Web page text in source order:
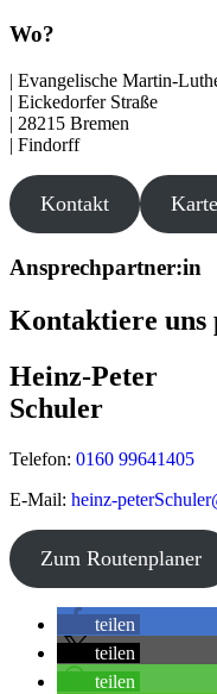
Wo?
| Evangelische Martin-
| Eickedorfer Straße
| 28215 Bremen
| Findorff
Kontakt Karte
Ansprechpartner:in
Kontaktiere uns
Heinz-Peter
Schuler
Telefon: 0160 99641405
E-Mail: heinz-
Zum Routenplaner
teilen
teilen
teilen